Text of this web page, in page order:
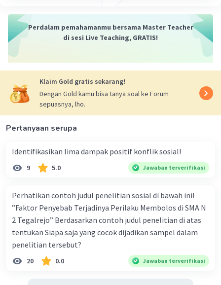
Iklan
Perdalam pemahamanmu bersama Master Teacher
di sesi Live Teaching, GRATIS!
Klaim Gold gratis sekarang!
Dengan Gold kamu bisa tanya soal ke Forum
sepuasnya, lho.
Pertanyaan serupa
Identifikasikan lima dampak positif konflik sosial!
9 5.0 Jawaban terverifikasi
Perhatikan contoh judul penelitian sosial di bawah ini!
”Faktor Penyebab Terjadinya Perilaku Membolos di SMA N
2 Tegalrejo” Berdasarkan contoh judul penelitian di atas
tentukan Siapa saja yang cocok dijadikan sampel dalam
penelitian tersebut?
20 0.0 Jawaban terverifikasi